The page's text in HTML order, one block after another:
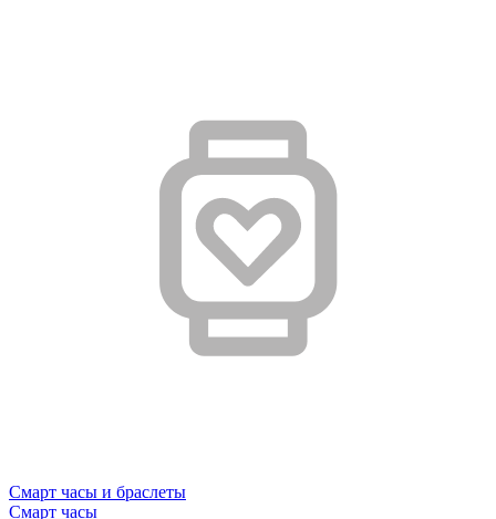
Смарт часы и браслеты
Смарт часы